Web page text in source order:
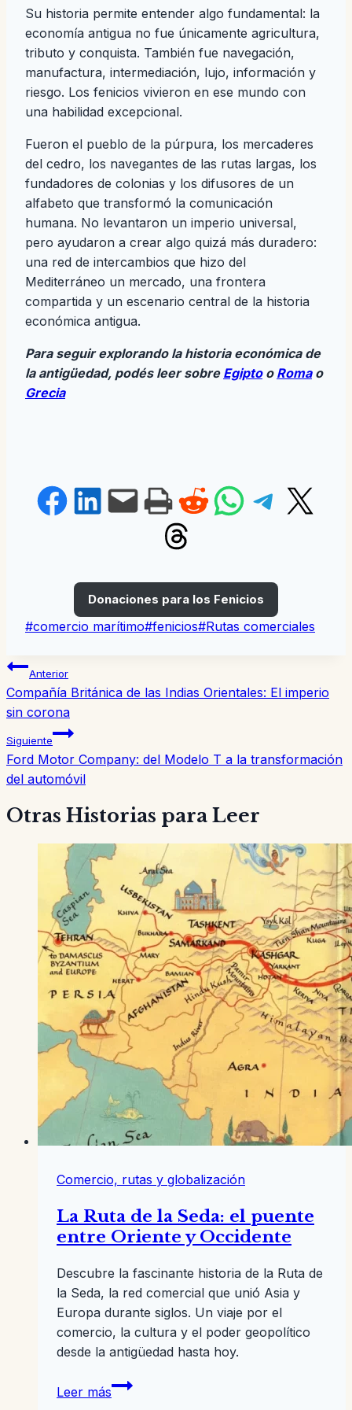
Su historia permite entender algo fundamental: la
economía antigua no fue únicamente agricultura,
tributo y conquista. También fue navegación,
manufactura, intermediación, lujo, información y
riesgo. Los fenicios vivieron en ese mundo con
una habilidad excepcional.
Fueron el pueblo de la púrpura, los mercaderes
del cedro, los navegantes de las rutas largas, los
fundadores de colonias y los difusores de un
alfabeto que transformó la comunicación
humana. No levantaron un imperio universal,
pero ayudaron a crear algo quizá más duradero:
una red de intercambios que hizo del
Mediterráneo un mercado, una frontera
compartida y un escenario central de la historia
económica antigua.
Para seguir explorando la historia económica de
la antigüedad, podés leer sobre Egiptoo Romao
Grecia
Compartir en Facebook
Compartir en LinkedIn
Envía esta página por correo electrónico
Imprime esta página
Compartir en Reddit
Compartir en WhatsApp
Compartir en
Compartir en X
Share on Threads
Donaciones para los Fenicios
Etiquetas
la
entrada:
#comercio marítimo#fenicios#Rutas comerciales
Navegación
de
entradas
Anterior
Compañía Británica de las Indias Orientales: El imperio
sin corona
Siguiente
Ford Motor Company: del Modelo T a la transformación
del automóvil
Otras Historias para Leer
Comercio, rutas y globalización
La Ruta de la Seda: el puente
entre Oriente y Occidente
Descubre la fascinante historia de la Ruta de
la Seda, la red comercial que unió Asia y
Europa durante siglos. Un viaje por el
comercio, la cultura y el poder geopolítico
desde la antigüedad hasta hoy.
Leer más
La
Ruta